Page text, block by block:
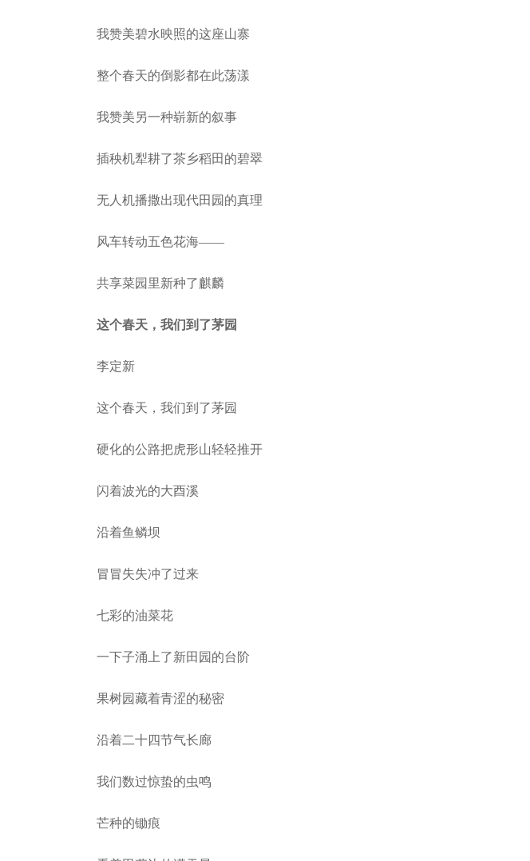
我赞美碧水映照的这座山寨
整个春天的倒影都在此荡漾
我赞美另一种崭新的叙事
插秧机犁耕了茶乡稻田的碧翠
无人机播撒出现代田园的真理
风车转动五色花海——
共享菜园里新种了麒麟
这个春天，我们到了茅园
李定新
这个春天，我们到了茅园
硬化的公路把虎形山轻轻推开
闪着波光的大酉溪
沿着鱼鳞坝
冒冒失失冲了过来
七彩的油菜花
一下子涌上了新田园的台阶
果树园藏着青涩的秘密
沿着二十四节气长廊
我们数过惊蛰的虫鸣
芒种的锄痕